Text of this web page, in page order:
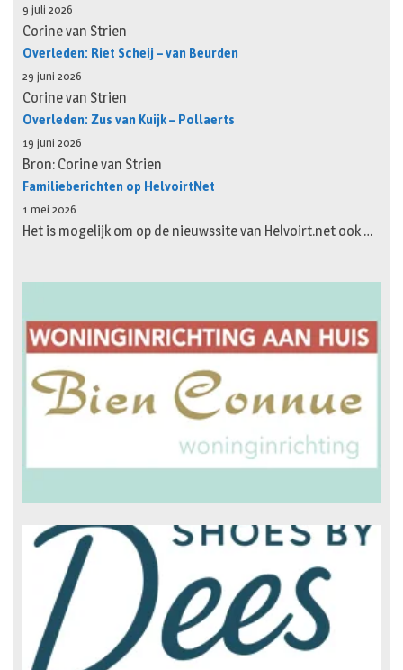
9 juli 2026
Corine van Strien
Overleden: Riet Scheij – van Beurden
29 juni 2026
Corine van Strien
Overleden: Zus van Kuijk – Pollaerts
19 juni 2026
Bron: Corine van Strien
Familieberichten op HelvoirtNet
1 mei 2026
Het is mogelijk om op de nieuwssite van Helvoirt.net ook …